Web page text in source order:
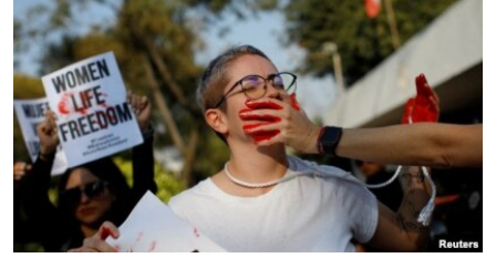
گزارش‌های ویدئویی
English
به ما بپیوندید
زبان‌های دیگر